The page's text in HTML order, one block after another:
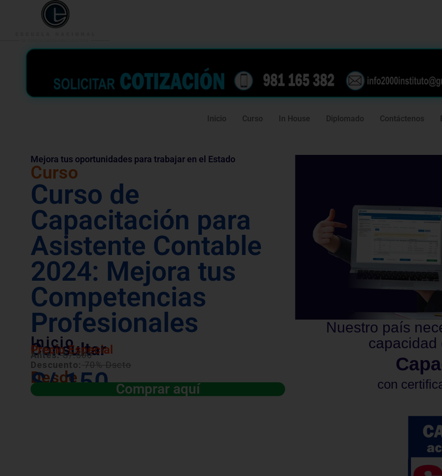
Inicio Curso In House Diplomado Contáctenos
Mejora tus oportunidades para trabajar en el Estado
Curso
Curso de
Capacitación para
Asistente Contable
2024: Mejora tus
Competencias
Profesionales
Inicio
Consultar
Precio Especial
Antes:S/.500
Descuento:70% Dscto
Desde
S/.150 Comprar aquí
Nuestro país
capacidad
con